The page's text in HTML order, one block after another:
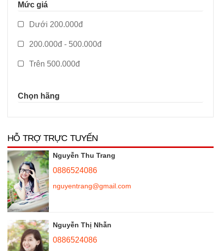
Mức giá
Dưới 200.000đ
200.000đ - 500.000đ
Trên 500.000đ
Chọn hãng
HỖ TRỢ TRỰC TUYẾN
Nguyễn Thu Trang
0886524086
nguyentrang@gmail.com
Nguyễn Thị Nhẫn
0886524086